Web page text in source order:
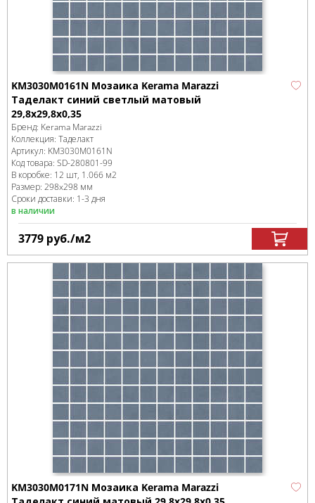
KM3030M0161N Мозаика Kerama Marazzi
Таделакт синий светлый матовый
29,8x29,8x0,35
Бренд: Kerama Marazzi
Коллекция: Таделакт
Артикул: KM3030M0161N
Код товара: SD-280801-99
В коробке: 12 шт, 1.066 м2
Размер: 298x298 мм
Сроки доставки: 1-3 дня
в наличии
3779 руб./м2
KM3030M0171N Мозаика Kerama Marazzi